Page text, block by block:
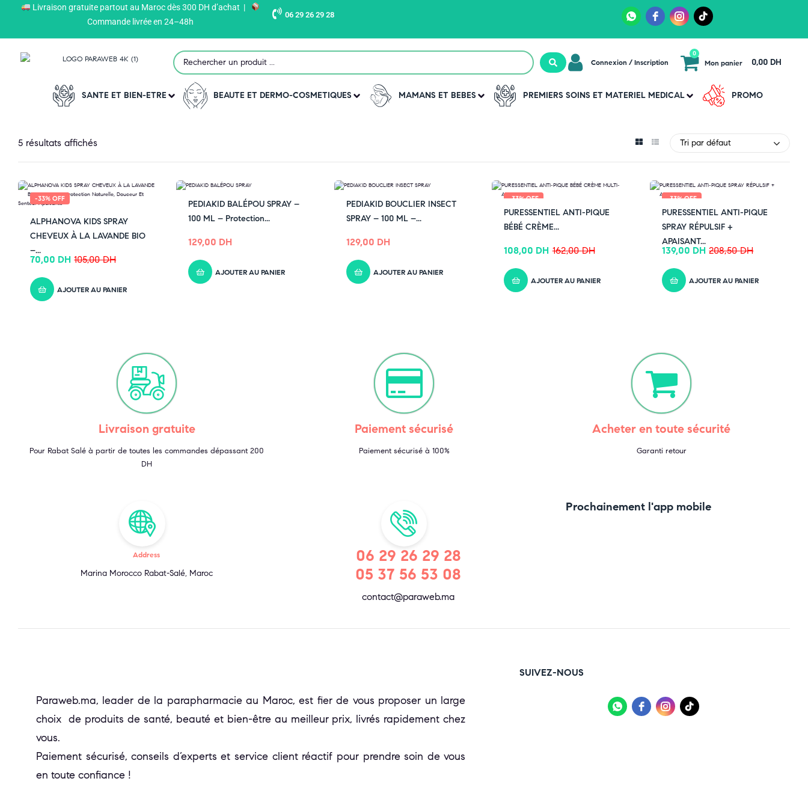
Livraison gratuite partout au Maroc dès 300 DH d’achat |
Commande livrée en 24–48h
06 29 26 29 28
Connexion / Inscription Mon panier
0
0,00 DH
SANTE ET BIEN-ETRE BEAUTE ET DERMO-COSMETIQUES MAMANS ET BEBES PREMIERS SOINS ET MATERIEL MEDICAL PROMO
Produits > SANTE ET BIEN-ETRE ANTI-MOUSTIQUES ET NUISIBLES
5 résultats affichés Tri par défaut
-33% OFF
ALPHANOVA KIDS SPRAY
CHEVEUX À LA LAVANDE BIO
–...
105,00DH
70,00 DH
AJOUTER AU PANIER
PEDIAKID BALÉPOU SPRAY –
100 ML – Protection...
129,00 DH
AJOUTER AU PANIER
PEDIAKID BOUCLIER INSECT
SPRAY – 100 ML –...
129,00 DH
AJOUTER AU PANIER
-33% OFF
PURESSENTIEL ANTI-PIQUE
BÉBÉ CRÈME...
162,00DH
108,00 DH
AJOUTER AU PANIER
-33% OFF
PURESSENTIEL ANTI-PIQUE
SPRAY RÉPULSIF +
APAISANT...
208,50DH
139,00 DH
AJOUTER AU PANIER
Livraison gratuite
Pour Rabat Salé à partir de toutes les commandes dépassant 200
DH
Paiement sécurisé
Paiement sécurisé à 100%
Acheter en toute sécurité
Garanti retour
Address
Marina Morocco Rabat-Salé, Maroc
06 29 26 29 28
05 37 56 53 08
contact@paraweb.ma
Prochainement l'app mobile
Paraweb.ma, leader de la parapharmacie au Maroc, est fier de vous proposer un large
choix de produits de santé, beauté et bien-être au meilleur prix, livrés rapidement chez
vous.
Paiement sécurisé, conseils d’experts et service client réactif pour prendre soin de vous
en toute confiance !
SUIVEZ-NOUS